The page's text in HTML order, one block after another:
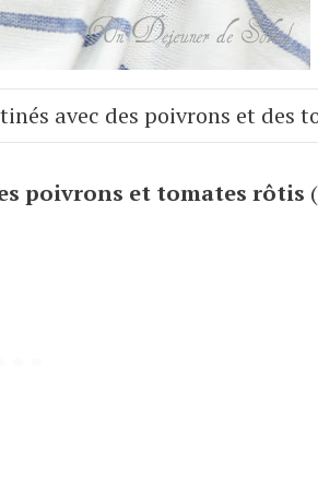
avec des poivrons et des
poivrons et tomates rôtis